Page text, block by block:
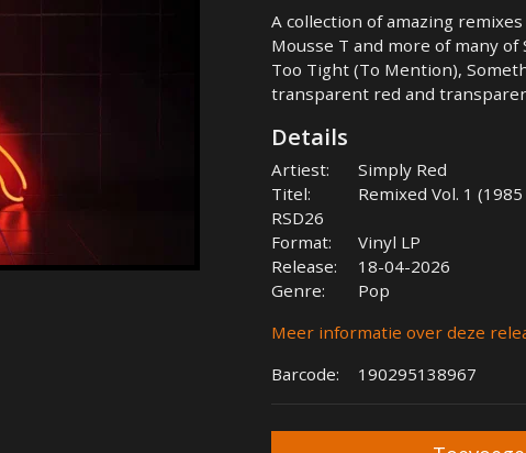
A collection of amazing
Mousse T and more of many of
Too Tight (To Mention),
transparent red and
Details
Artiest:
Simply Red
Titel:
Remixed Vol. 1
RSD26
Format:
Vinyl LP
Release:
18-04-2026
Genre:
Pop
Meer informatie over deze
Barcode:
190295138967